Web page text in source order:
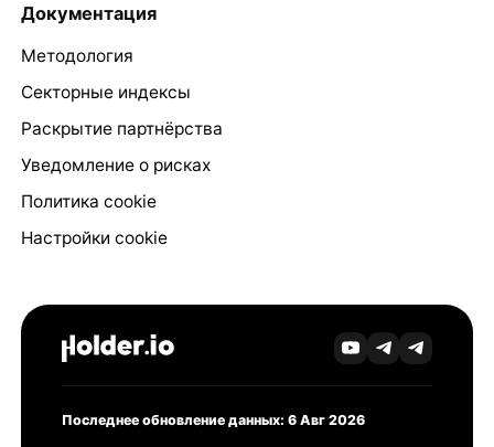
Документация
Методология
Секторные индексы
Раскрытие партнёрства
Уведомление о рисках
Политика cookie
Настройки cookie
Последнее обновление данных: 6 Авг 2026